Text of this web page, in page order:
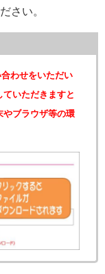
さい。
わせをいただい
いただきますと
やブラウザ等の環